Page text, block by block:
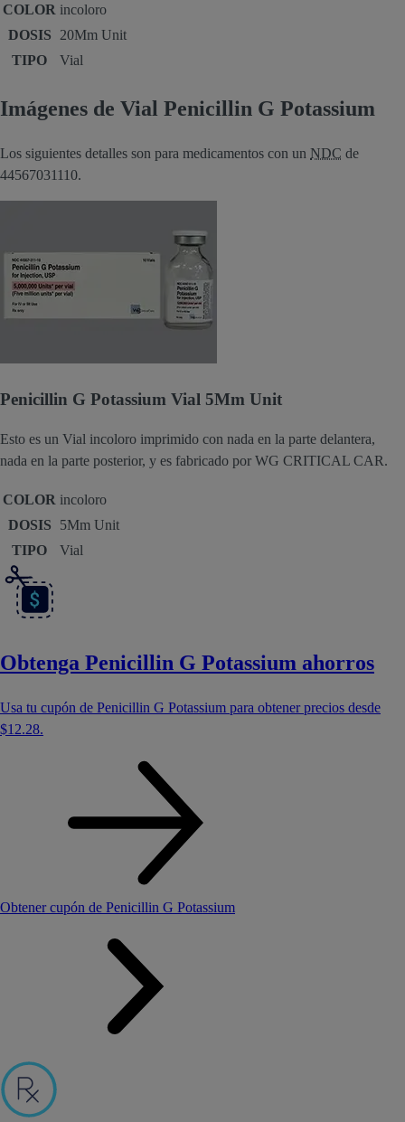
COLOR incoloro
DOSIS
20Mm Unit
TIPO
Vial
Imágenes de Vial Penicillin G Potassium
Los siguientes detalles son para medicamentos con un NDC de
44567031110.
Penicillin G Potassium Vial 5Mm Unit
Esto es un Vial incoloro imprimido con nada en la parte delantera,
nada en la parte posterior, y es fabricado por WG CRITICAL CAR.
COLOR incoloro
DOSIS
5Mm Unit
TIPO
Vial
Obtenga Penicillin G Potassium ahorros
Usa tu cupón de Penicillin G Potassium para obtener precios desde
$12.28.
Obtener cupón de Penicillin G Potassium